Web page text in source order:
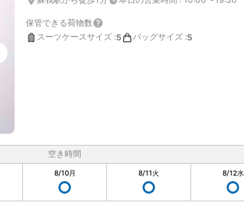
保管できる荷物数
スーツケースサイズ :5 バッグサイズ :5
空き時間
8/10月 8/11火 8/12水